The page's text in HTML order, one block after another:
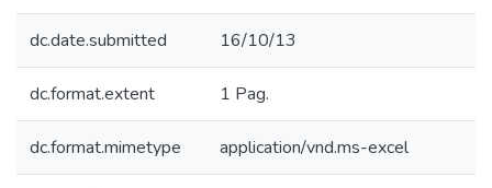
dc.date.submitted 16/10/13
dc.format.extent 1 Pag.
dc.format.mimetype application/vnd.ms-excel